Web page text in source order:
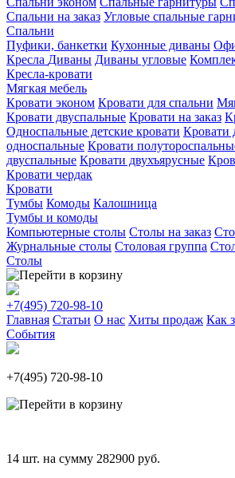
Спальни на заказ Угловые спальные
Спальни
Пуфики, банкетки Кухонные диваны
Кресла Диваны Диваны угловые
Кресла-кровати
Мягкая мебель
Кровати эконом Кровати для спальни
Кровати двуспальные Кровати на заказ
Односпальные детские кровати Кровати
односпальные Кровати
двуспальные Кровати двухъярусные
Кровати чердак
Кровати
Тумбы Комоды Калошница
Тумбы и комоды
Компьютерные столы Столы на заказ
Журнальные столы Столовая группа
Столы
+7(495) 720-98-10
Главная Статьи О нас Хиты продаж Как
События
+7(495) 720-98-10
14 шт. на сумму 282900 руб.